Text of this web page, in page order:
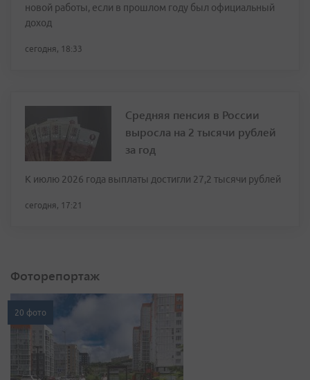
новой работы, если в прошлом году был официальный
доход
сегодня, 18:33
Средняя пенсия в России
выросла на 2 тысячи рублей
за год
К июлю 2026 года выплаты достигли 27,2 тысячи рублей
сегодня, 17:21
Фоторепортаж
20 фото